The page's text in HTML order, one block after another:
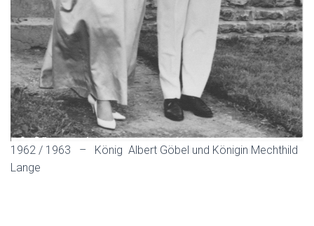
1962 / 1963 – König Albert Göbel und Königin Mechthild
Lange